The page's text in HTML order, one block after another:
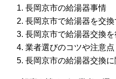
長岡京市の給湯器事情
長岡京市で給湯器を交
長岡京市で給湯器交換
業者選びのコツや注意点
長岡京市の給湯器交換